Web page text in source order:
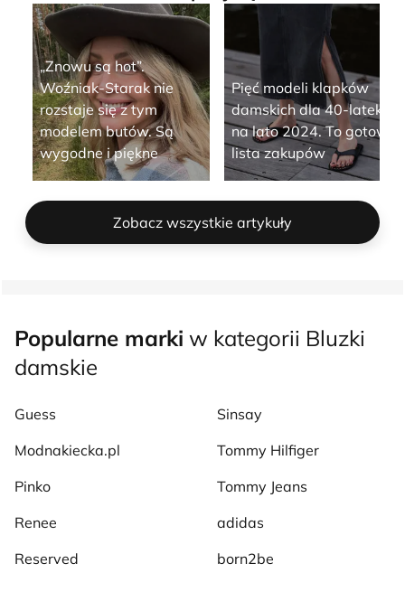
„Znowu są hot”.
Woźniak-Starak nie
rozstaje się z tym
modelem butów. Są
wygodne i piękne
Pięć modeli klapków
damskich dla 40-latek
na lato 2024. To gotowa
lista zakupów
Zobacz wszystkie artykuły
Popularne marki w kategorii Bluzki
damskie
Guess
Modnakiecka.pl
Pinko
Renee
Reserved
Sinsay
Tommy Hilfiger
Tommy Jeans
adidas
born2be